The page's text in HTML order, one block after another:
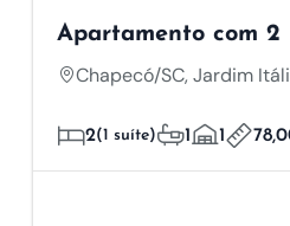
Apartamento com 2
Chapecó/SC, Jardim
2(1 suíte) 1 1